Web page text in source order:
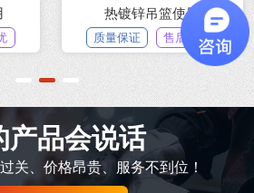
建筑吊篮使用示例
质量保证 售后无忧
某
质量
1 2 3
产品会说话
关、价格昂贵、服务不到位！